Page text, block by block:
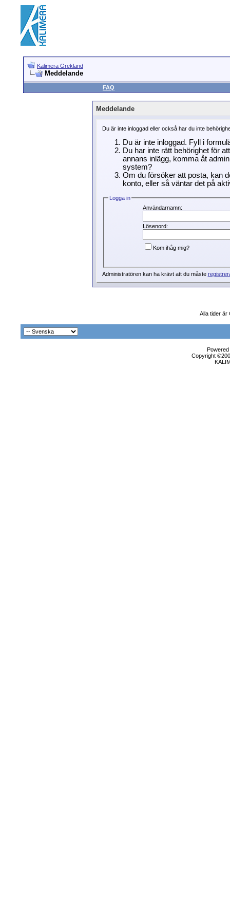
Kalimera Grekland
Meddelande
FAQ
Meddelande
Du är inte inloggad eller också har du inte
Du är inte inloggad. Fyll i
Du har inte rätt behörighet för
annans inlägg, komma åt
system?
Om du försöker att posta, kan
konto, eller så väntar det på
Logga in
Användarnamn:
Lösenord:
Kom ihåg mig?
Administratören kan ha krävt att du måste
Alla tider är
Copyright